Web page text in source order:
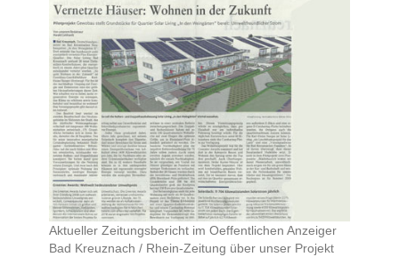
Aktueller Zeitungsbericht im Oeffentlichen Anzeiger
Bad Kreuznach / Rhein-Zeitung über unser Projekt